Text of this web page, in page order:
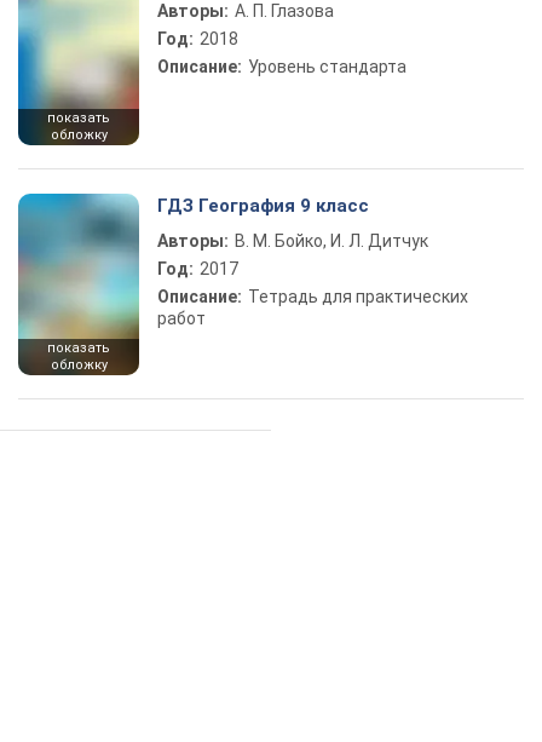
показать
обложку
Авторы: А. П. Глазова
Год: 2018
Описание: Уровень стандарта
показать
обложку
ГДЗ География 9 класс
Авторы: В. М. Бойко, И. Л. Дитчук
Год: 2017
Описание: Тетрадь для практических
работ